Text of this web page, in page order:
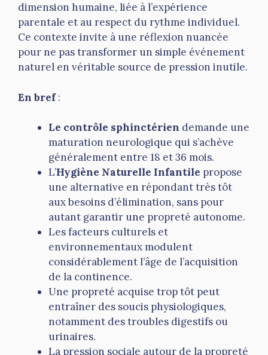
dimension humaine, liée à l’expérience
parentale et au respect du rythme individuel.
Ce contexte invite à une réflexion nuancée
pour ne pas transformer un simple événement
naturel en véritable source de pression inutile.
En bref:
Le contrôle sphinctérien demande une
maturation neurologique qui s’achève
généralement entre 18 et 36 mois.
L’Hygiène Naturelle Infantile propose
une alternative en répondant très tôt
aux besoins d’élimination, sans pour
autant garantir une propreté autonome.
Les facteurs culturels et
environnementaux modulent
considérablement l’âge de l’acquisition
de la continence.
Une propreté acquise trop tôt peut
entraîner des soucis physiologiques,
notamment des troubles digestifs ou
urinaires.
La pression sociale autour de la propreté